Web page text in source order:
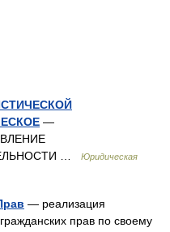
—
…
Юридическая
— реализация
прав по своему